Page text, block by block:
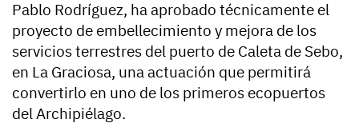
Pablo Rodríguez, ha aprobado técnicamente el
proyecto de embellecimiento y mejora de los
servicios terrestres del puerto de Caleta de Sebo,
en La Graciosa, una actuación que permitirá
convertirlo en uno de los primeros ecopuertos
del Archipiélago.